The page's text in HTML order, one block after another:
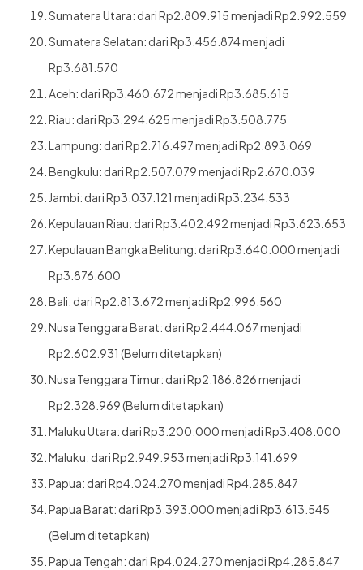
Sumatera Utara: dari Rp2.809.915 menjadi Rp2.992.559
Sumatera Selatan: dari Rp3.456.874 menjadi
Rp3.681.570
Aceh: dari Rp3.460.672 menjadi Rp3.685.615
Riau: dari Rp3.294.625 menjadi Rp3.508.775
Lampung: dari Rp2.716.497 menjadi Rp2.893.069
Bengkulu: dari Rp2.507.079 menjadi Rp2.670.039
Jambi: dari Rp3.037.121 menjadi Rp3.234.533
Kepulauan Riau: dari Rp3.402.492 menjadi Rp3.623.653
Kepulauan Bangka Belitung: dari Rp3.640.000 menjadi
Rp3.876.600
Bali: dari Rp2.813.672 menjadi Rp2.996.560
Nusa Tenggara Barat: dari Rp2.444.067 menjadi
Rp2.602.931 (Belum ditetapkan)
Nusa Tenggara Timur: dari Rp2.186.826 menjadi
Rp2.328.969 (Belum ditetapkan)
Maluku Utara: dari Rp3.200.000 menjadi Rp3.408.000
Maluku: dari Rp2.949.953 menjadi Rp3.141.699
Papua: dari Rp4.024.270 menjadi Rp4.285.847
Papua Barat: dari Rp3.393.000 menjadi Rp3.613.545
(Belum ditetapkan)
Papua Tengah: dari Rp4.024.270 menjadi Rp4.285.847